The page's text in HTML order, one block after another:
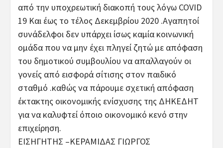
από την υποχρεωτική διακοπή τους λόγω COVID
19 Kαι έως το τέλος Δεκεμβρίου 2020 .Αγαπητοί
συνάδελφοι δεν υπάρχει ίσως καμία κοινωνική
ομάδα που να μην έχει πληγεί ζητώ με απόφαση
του δημοτικού συμβουλίου να απαλλαγούν οι
γονείς από εισφορά σίτισης στον παιδικό
σταθμό .καθώς να πάρουμε σχετική απόφαση
έκτακτης οικονομικής ενίσχυσης της ΔΗΚΕΔΗΤ
για να καλυφτεί όποιο οικονομικό κενό στην
επιχείρηση.
ΕΙΣΗΓΗΤΗΣ –ΚΕΡΑΜΙΔΑΣ ΓΙΩΡΓΟΣ